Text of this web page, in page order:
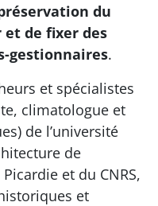
du
de fixer des
gestionnaires.
et spécialistes
climatologue et
de l’université
de
et du CNRS,
et